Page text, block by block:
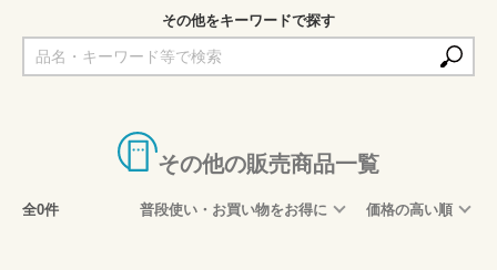
その他をキーワードで探す
その他の販売商品一覧
全0件 普段使い・お買い物をお得に 価格の高い順